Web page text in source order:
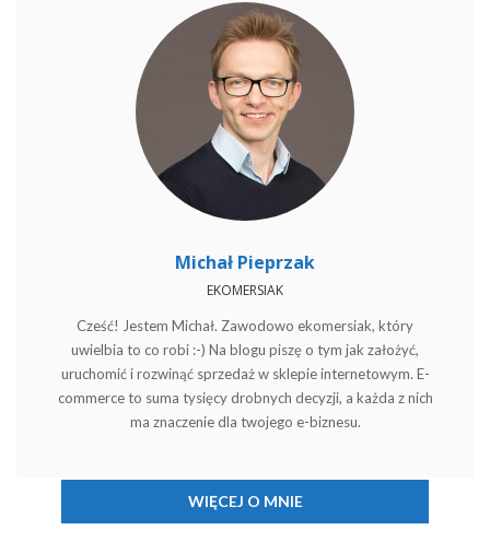
Michał Pieprzak
EKOMERSIAK
Cześć! Jestem Michał. Zawodowo ekomersiak, który
uwielbia to co robi :-) Na blogu piszę o tym jak założyć,
uruchomić i rozwinąć sprzedaż w sklepie internetowym. E-
commerce to suma tysięcy drobnych decyzji, a każda z nich
ma znaczenie dla twojego e-biznesu.
WIĘCEJ O MNIE